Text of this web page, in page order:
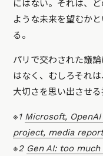
にはない。それは、
ような未来を望むか
る。
パリで交わされた議
はなく、むしろそれ
大切さを思い出させる
※1 Microsoft,
project, media
※2 Gen AI: too